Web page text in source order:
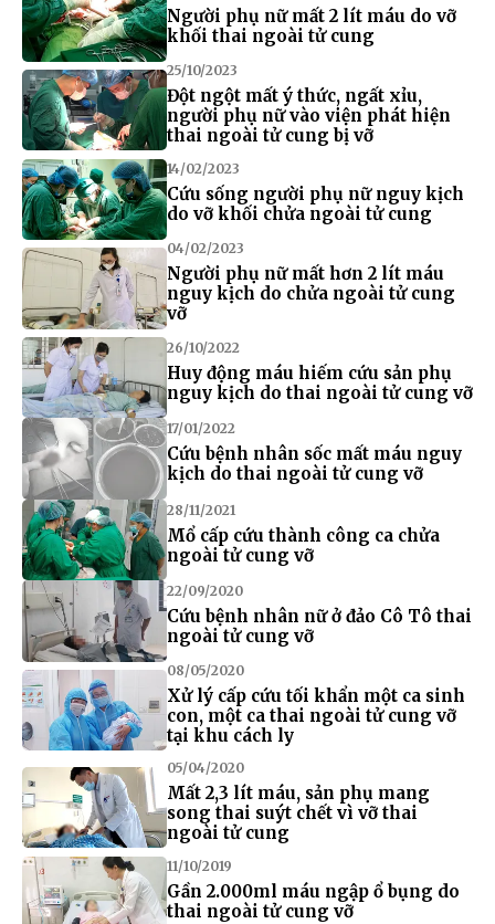
Người phụ nữ mất 2 lít máu do vỡ
khối thai ngoài tử cung
25/10/2023
Đột ngột mất ý thức, ngất xỉu,
người phụ nữ vào viện phát hiện
thai ngoài tử cung bị vỡ
14/02/2023
Cứu sống người phụ nữ nguy kịch
do vỡ khối chửa ngoài tử cung
04/02/2023
Người phụ nữ mất hơn 2 lít máu
nguy kịch do chửa ngoài tử cung
vỡ
26/10/2022
Huy động máu hiếm cứu sản phụ
nguy kịch do thai ngoài tử cung vỡ
17/01/2022
Cứu bệnh nhân sốc mất máu nguy
kịch do thai ngoài tử cung vỡ
28/11/2021
Mổ cấp cứu thành công ca chửa
ngoài tử cung vỡ
22/09/2020
Cứu bệnh nhân nữ ở đảo Cô Tô thai
ngoài tử cung vỡ
08/05/2020
Xử lý cấp cứu tối khẩn một ca sinh
con, một ca thai ngoài tử cung vỡ
tại khu cách ly
05/04/2020
Mất 2,3 lít máu, sản phụ mang
song thai suýt chết vì vỡ thai
ngoài tử cung
11/10/2019
Gần 2.000ml máu ngập ổ bụng do
thai ngoài tử cung vỡ